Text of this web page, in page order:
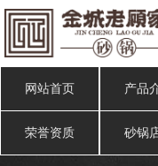
网站首页 产品
荣誉资质 砂锅